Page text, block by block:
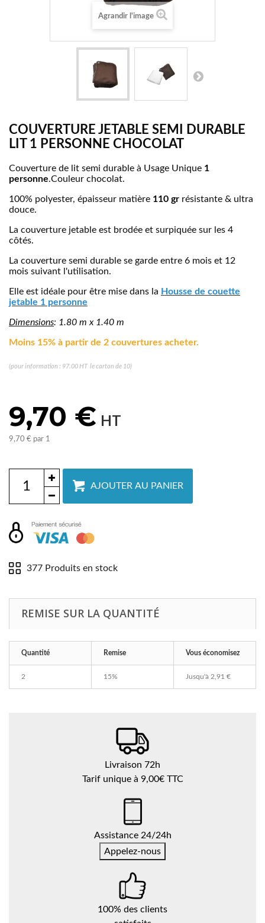
Agrandir l'image
COUVERTURE JETABLE SEMI DURABLE
LIT 1 PERSONNE CHOCOLAT
Couverture de lit semi durable à Usage Unique 1
personne.Couleur chocolat.
100% polyester, épaisseur matière 110 gr résistante & ultra
douce.
La couverture jetable est brodée et surpiquée sur les 4
côtés.
La couverture semi durable se garde entre 6 mois et 12
mois suivant l'utilisation.
Elle est idéale pour être mise dans la Housse de couette
jetable 1 personne
Dimensions: 1.80 m x 1.40 m
Moins 15% à partir de 2 couvertures acheter.
(pour information : 97.00 HT le carton de 10)
9,70 € HT
9,70 € par 1
AJOUTER AU PANIER
377 Produits en stock
REMISE SUR LA QUANTITÉ
Quantité Remise Vous économisez
2 15% Jusqu'à 2,91 €
Livraison 72h
Tarif unique à 9,00€ TTC
Assistance 24/24h
Appelez-nous
100% des clients